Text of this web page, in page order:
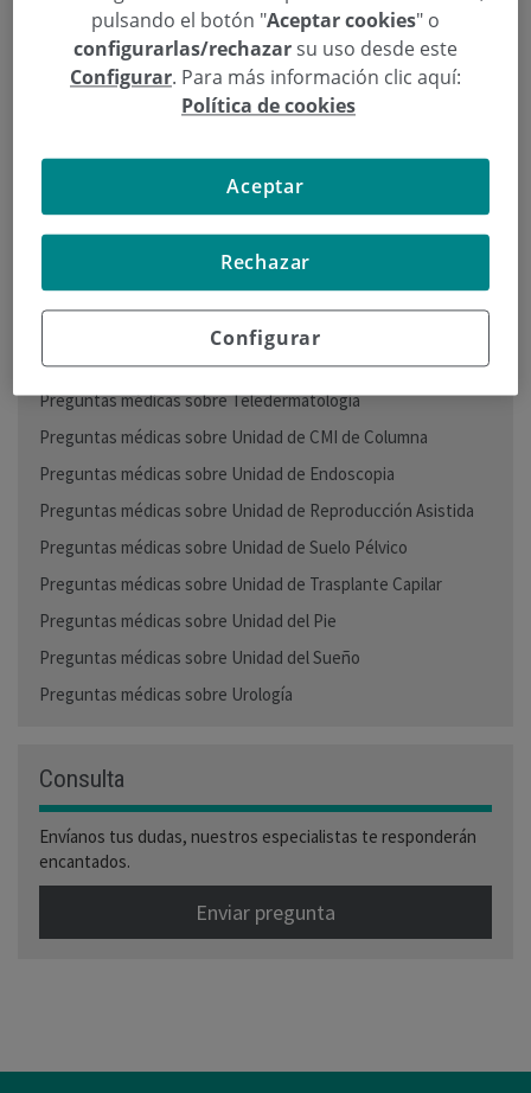
Preguntas médicas sobre Alergología
Preguntas médicas sobre Angio. Cia. Vascular
Preguntas médicas sobre Aparato Digestivo
Preguntas médicas sobre Cirugía Cardiovascular
Preguntas médicas sobre Cirugía Plástica, Estética y
Preguntas médicas sobre Ginecología y Obstetricia
Preguntas médicas sobre Neurología
Preguntas médicas sobre Nutrición
Preguntas médicas sobre Oftalmología
Preguntas médicas sobre Podología
Preguntas médicas sobre Teledermatología
Preguntas médicas sobre Unidad de CMI de Columna
Preguntas médicas sobre Unidad de Endoscopia
Preguntas médicas sobre Unidad de Reproducción Asistida
Preguntas médicas sobre Unidad de Suelo Pélvico
Preguntas médicas sobre Unidad de Trasplante Capilar
Preguntas médicas sobre Unidad del Pie
Preguntas médicas sobre Unidad del Sueño
Preguntas médicas sobre Urología
Consulta
Envíanos tus dudas, nuestros especialistas te responderán
encantados.
Enviar pregunta
pulsando el botón "Aceptar cookies" o
configurarlas/rechazarsu uso desde este
Configurar. Para más información clic aquí:
Política de cookies
Configurar
Rechazar
Aceptar